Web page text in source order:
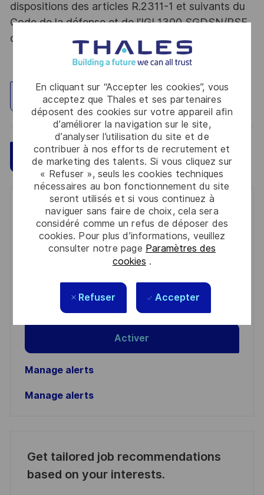
En cliquant sur “Accepter les cookies”, vous
acceptez que Thales et ses partenaires
déposent des cookies sur votre appareil afin
d’améliorer la navigation sur le site,
d’analyser l’utilisation du site et de
contribuer à nos efforts de recrutement et
de marketing des talents. Si vous cliquez sur
« Refuser », seuls les cookies techniques
nécessaires au bon fonctionnement du site
seront utilisés et si vous continuez à
naviguer sans faire de choix, cela sera
considéré comme un refus de déposer des
cookies. Pour plus d’informations, veuillez
consulter notre page Paramètres des
cookies .
Refuser Accepter
dispositions des articles R.2311-1 et suivants du
Code de la défense et de l’IGI 1300 SGDSN/PSE
du 09 août 2021.
Explorez un site
Postulez maintenant Sauvegarder
Get notified for similar jobs
You'll receive updates once a week
(Required)
Lire et accepter les conditions de traitement des
informations personnelles
Activer
Manage alerts
Manage alerts
Get tailored job recommendations
based on your interests.